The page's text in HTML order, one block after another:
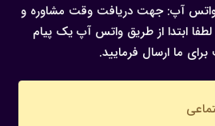
واتس آپ: جهت دریافت وقت مشاوره و
ابتدا از طریق واتس آپ یک پیام
ما ارسال فرمایید.